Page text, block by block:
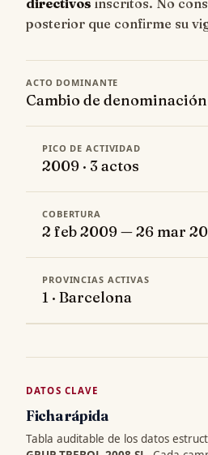
directivos inscritos. No
posterior que confirme su
ACTO DOMINANTE
Cambio de denominación
PICO DE ACTIVIDAD
2009 · 3 actos
COBERTURA
2 feb 2009 — 26 mar
PROVINCIAS ACTIVAS
1 · Barcelona
DATOS CLAVE
Ficha rápida
Tabla auditable de los datos